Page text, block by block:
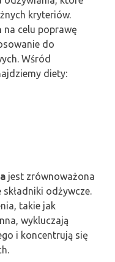
kryteriów.
na celu poprawę
do
Wśród
diety:
jest zrównoważona
odżywcze.
takie jak
wykluczają
i koncentrują się